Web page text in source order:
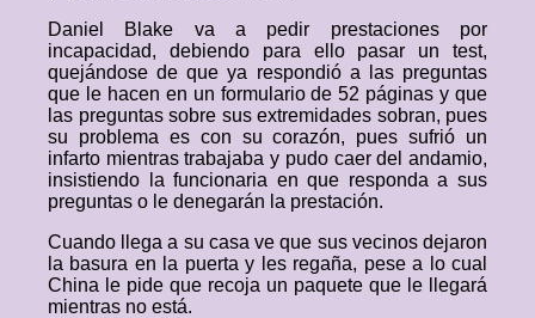
Daniel Blake va a pedir prestaciones por
incapacidad, debiendo para ello pasar un test,
quejándose de que ya respondió a las preguntas
que le hacen en un formulario de 52 páginas y que
las preguntas sobre sus extremidades sobran, pues
su problema es con su corazón, pues sufrió un
infarto mientras trabajaba y pudo caer del andamio,
insistiendo la funcionaria en que responda a sus
preguntas o le denegarán la prestación.
Cuando llega a su casa ve que sus vecinos dejaron
la basura en la puerta y les regaña, pese a lo cual
China le pide que recoja un paquete que le llegará
mientras no está.